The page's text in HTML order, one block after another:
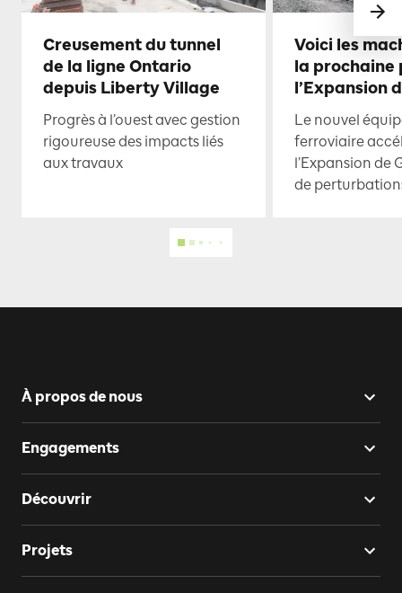
Creusement du tunnel
de la ligne Ontario
depuis Liberty Village
Progrès à l’ouest avec gestion
rigoureuse des impacts liés
aux travaux
Voici les
la prochaine
l’Expansion
Le nouvel
ferroviaire
l’Expansion de
de
À propos de nous
Engagements
Découvrir
Projets